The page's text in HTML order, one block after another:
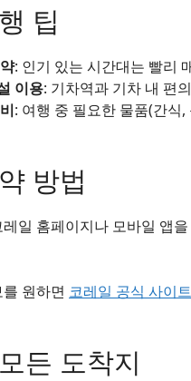
팁
: 인기 있는 시간대는 빨리
이용: 기차역과 기차 내 편
: 여행 중 필요한 물품(간식
방법
일 홈페이지나 모바일 앱
원하면 코레일 공식 사이트
든 도착지